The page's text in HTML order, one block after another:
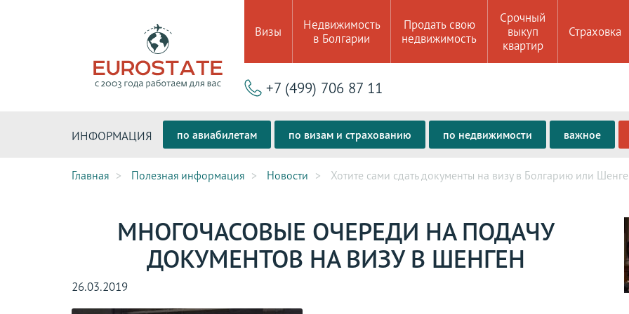
Визы
Недвижимость
в Болгарии
Продать свою
недвижимость
Срочный
выкуп
квартир
Страховка
+7 (499) 706 87 11
ИНФОРМАЦИЯ по авиабилетам по визам и страхованию по недвижимости важное
Главная Полезная информация Новости Хотите сами сдать документы на визу в Болгарию или
МНОГОЧАСОВЫЕ ОЧЕРЕДИ НА ПОДАЧУ
ДОКУМЕНТОВ НА ВИЗУ В ШЕНГЕН
26.03.2019